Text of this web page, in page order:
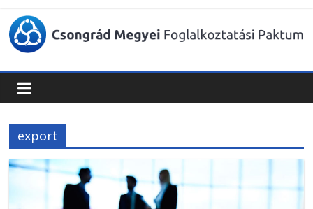
Csongrád
Megyei
Foglalkoztatási
Paktum
export